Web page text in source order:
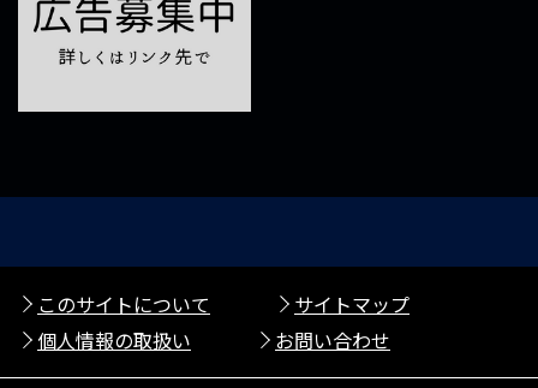
このサイトについて
サイトマップ
個人情報の取扱い
お問い合わせ